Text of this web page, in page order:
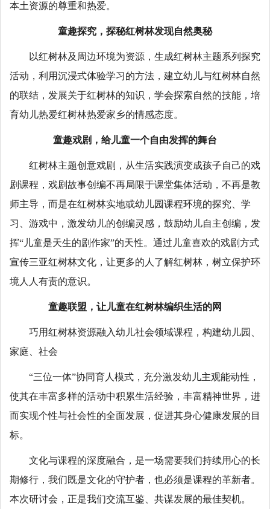
本土资源的尊重和热爱。
童趣探究，探秘红树林发现自然奥秘
以红树林及周边环境为资源，生成红树林主题系列探究
活动，利用沉浸式体验学习的方法，建立幼儿与红树林自然
的联结，发展关于红树林的知识，学会探索自然的技能，培
育幼儿热爱红树林热爱家乡的情感态度。
童趣戏剧，给儿童一个自由发挥的舞台
红树林主题创意戏剧，从生活实践演变成孩子自己的戏
剧课程，戏剧故事创编不再局限于课堂集体活动，不再是教
师主导，而是在红树林实地或幼儿园课程环境的探究、学
习、游戏中，激发幼儿的创编灵感，鼓励幼儿自主创编，发
挥“儿童是天生的剧作家”的天性。通过儿童喜欢的戏剧方式
宣传三亚红树林文化，让更多的人了解红树林，树立保护环
境人人有责的意识。
童趣联盟，让儿童在红树林编织生活的网
巧用红树林资源融入幼儿社会领域课程，构建幼儿园、
家庭、社会
“三位一体”协同育人模式，充分激发幼儿主观能动性，
使其在丰富多样的活动中积累生活经验，丰富精神世界，进
而实现个性与社会性的全面发展，促进其身心健康发展的目
标。
文化与课程的深度融合，是一场需要我们持续用心的长
期修行，我们既是文化的守护者，也必须是课程的革新者。
本次研讨会，正是我们交流互鉴、共谋发展的最佳契机。